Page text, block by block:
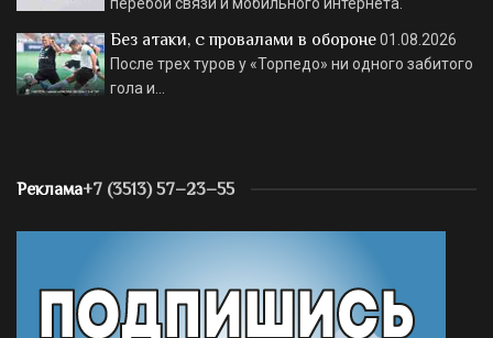
Без атаки, с провалами в обороне01.08.2026
После трех туров у «Торпедо» ни одного забитого
гола и…
Реклама+7 (3513) 57–23–55